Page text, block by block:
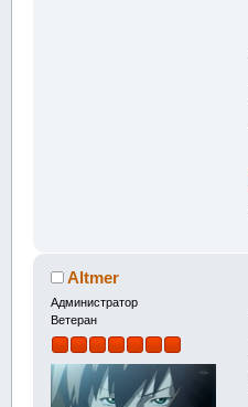
Altmer
Администратор
Ветеран